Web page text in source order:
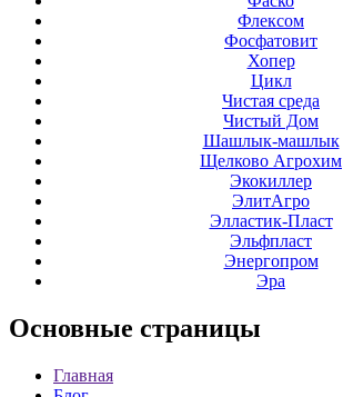
Флексом
Фосфатовит
Хопер
Цикл
Чистая среда
Чистый Дом
Шашлык-машлык
Щелково Агрохим
Экокиллер
ЭлитАгро
Элластик-Пласт
Эльфпласт
Энергопром
Эра
Основные страницы
Главная